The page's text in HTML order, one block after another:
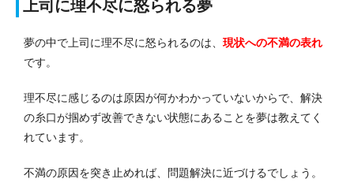
上司に理不尽に怒られる夢
夢の中で上司に理不尽に怒られるのは、 現状への不満の表れ
です。
理不尽に感じるのは原因が何かわかっていないからで、解決
の糸口が掴めず改善できない状態にあることを夢は教えてく
れています。
不満の原因を突き止めれば、問題解決に近づけるでしょう。